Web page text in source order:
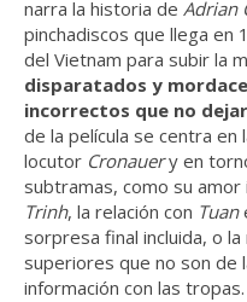
narra la historia de Adrian
pinchadiscos que llega en
del Vietnam para subir la
disparatados y
incorrectos que no
de la película se centra en
locutor Cronauery en
subtramas, como su
Trinh, la relación con Tuan
sorpresa final incluida, o la
superiores que no son de
información con las tropas.